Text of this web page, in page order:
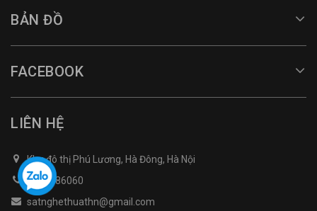
BẢN ĐỒ
FACEBOOK
LIÊN HỆ
Khu đô thị Phú Lương, Hà Đông, Hà Nội
0968486060
satnghethuathn@gmail.com